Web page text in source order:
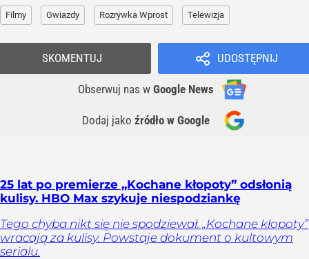
Filmy Gwiazdy Rozrywka Wprost Telewizja
UDOSTĘPNIJ
Obserwuj nas w Google News
Dodaj jako źródło w Google
SKOMENTUJ
25 lat po premierze „Kochane kłopoty” odsłonią
kulisy. HBO Max szykuje niespodziankę
Tego chyba nikt się nie spodziewał. „Kochane kłopoty”
wracają za kulisy. Powstaje dokument o kultowym
serialu.